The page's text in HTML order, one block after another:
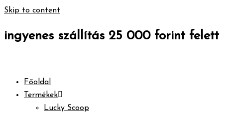
Skip to content
ingyenes szállítás 25 000 forint felett
Főoldal
Termékek
Lucky Scoop